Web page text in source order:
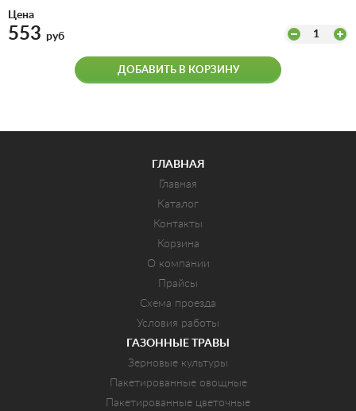
Цена
553 руб 1
ДОБАВИТЬ В КОРЗИНУ
ГЛАВНАЯ
Главная
Каталог
Контакты
Корзина
О компании
Прайсы
Схема проезда
Условия работы
ГАЗОННЫЕ ТРАВЫ
Зерновые культуры
Пакетированные овощные
Пакетированные цветочные